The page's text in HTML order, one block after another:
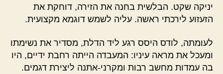
יניקה שקט. הבלשית בחנה את הזירה, דוחקת את
הזעזוע לירכתי ראשה. עליה לשמש דוגמא מקצועית.
לעומתה, לודס היסס רגע ליד הדלת, מסדיר את נשימתו
ומעכל את מראה עיניו: המעבדה הייתה רחבת ידיים, היו
בה עמדות מחשב רבות ומקרני-אתנה ליצירת דגמים.